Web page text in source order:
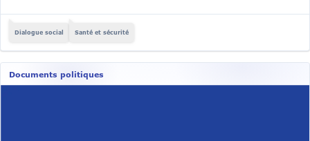
Dialogue social Santé et sécurité
Documents politiques